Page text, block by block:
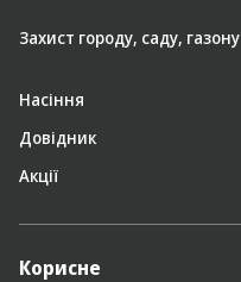
Захист городу, саду, газону
Насіння
Довідник
Акції
Корисне